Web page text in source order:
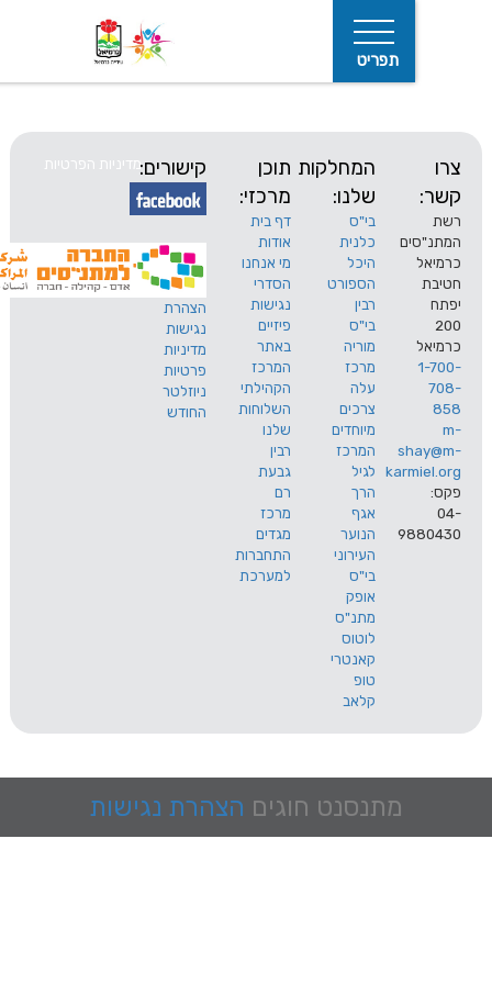
המחלקות
שלנו:
בי"ס
כלנית
היכל
הספורט
רבין
בי"ס
מוריה
מרכז
עלה
צרכים
מיוחדים
המרכז
לגיל
הרך
אגף
הנוער
תוכן
מרכזי:
דף בית
אודות
מי אנחנו
הסדרי
נגישות
פיזיים
באתר
המרכז
הקהילתי
השלוחות
שלנו
רבין
גבעת
רם
מרכז
מגדים
התחברות
למערכת
קישורים:
הצהרת
נגישות
מדיניות
פרטיות
ניוזלטר
החודש
מדיניות הפרטיות
מתנסנט חוגים הצהרת נגישות